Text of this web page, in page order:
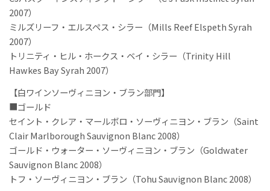
2007）
ミルズリーフ・エルスペス・シラー（Mills Reef Elspeth Syrah
2007）
トリニティ・ヒル・ホークス・ベイ・シラー（Trinity Hill
Hawkes Bay Syrah 2007）
【白ワインソーヴィニヨン・ブラン部門】
■ゴールド
セイント・クレア・マールボロ・ソーヴィニヨン・ブラン（Saint
Clair Marlborough Sauvignon Blanc 2008）
ゴールド・ウォーター・ソーヴィニヨン・ブラン（Goldwater
Sauvignon Blanc 2008）
トフ・ソーヴィニヨン・ブラン（Tohu Sauvignon Blanc 2008）